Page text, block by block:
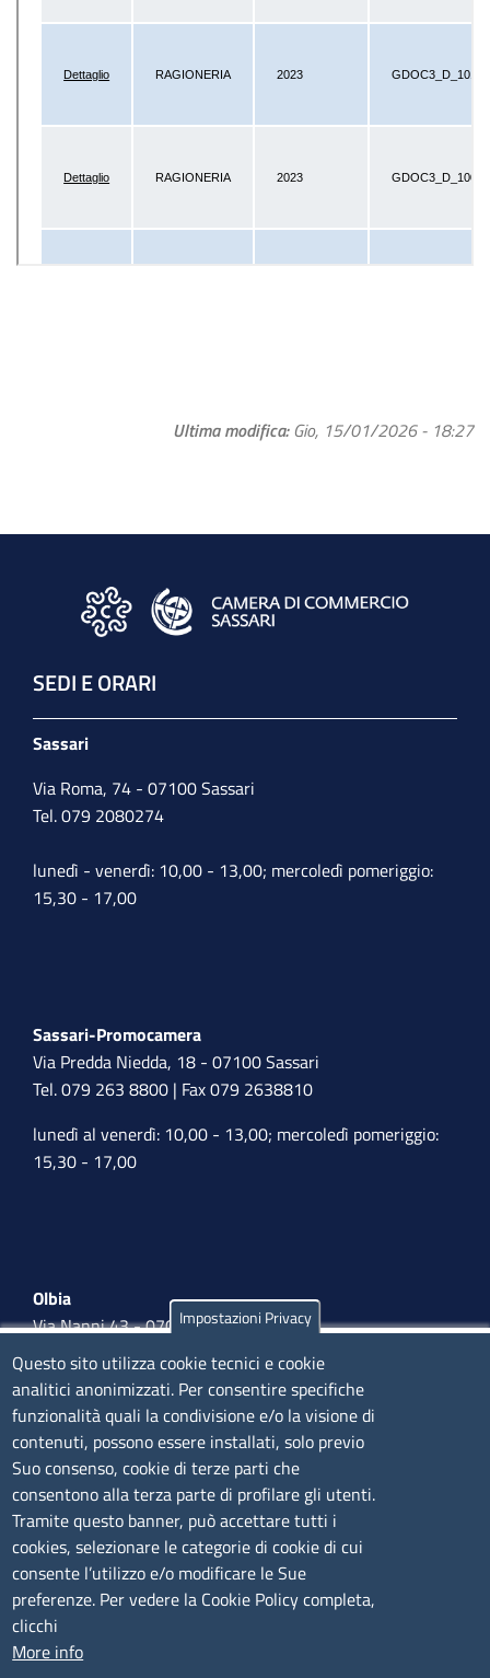
Ultima modifica Gio, 15/01/2026 - 18:27
SEDI E ORARI
Sassari
Via Roma, 74 - 07100 Sassari
Tel. 079 2080274
lunedì - venerdì: 10,00 - 13,00; mercoledì pomeriggio:
15,30 - 17,00
Sassari-Promocamera
Via Predda Niedda, 18 - 07100 Sassari
Tel. 079 263 8800 | Fax 079 2638810
lunedì al venerdì: 10,00 - 13,00; mercoledì pomeriggio:
15,30 - 17,00
Olbia
Via Nanni 43 - 07026 Olbia
Tel. 0789 66122 | 0789 69580
mail: ufficio.olbia@ss.camcom.it
lunedì al venerdì: 9,00 - 12,00; lunedì pomeriggio: 16,00
- 17,00
CONTATTI
Camera di Commercio, Industria, Artigianato e
Agricoltura di Sassari
PEC
P.IVA01047570906
Impostazioni Privacy
Questo sito utilizza cookie tecnici e cookie
analitici anonimizzati. Per consentire specifiche
funzionalità quali la condivisione e/o la visione di
contenuti, possono essere installati, solo previo
Suo consenso, cookie di terze parti che
consentono alla terza parte di profilare gli utenti.
Tramite questo banner, può accettare tutti i
cookies, selezionare le categorie di cookie di cui
consente l’utilizzo e/o modificare le Sue
preferenze. Per vedere la Cookie Policy completa,
clicchi
More info